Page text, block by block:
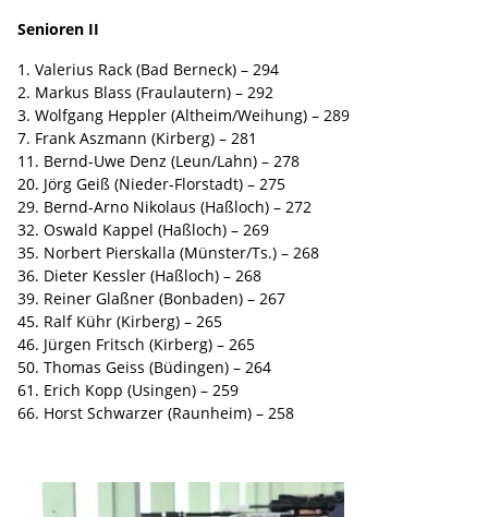
Senioren II
1. Valerius Rack (Bad Berneck) – 294
2. Markus Blass (Fraulautern) – 292
3. Wolfgang Heppler (Altheim/Weihung) – 289
7. Frank Aszmann (Kirberg) – 281
11. Bernd-Uwe Denz (Leun/Lahn) – 278
20. Jörg Geiß (Nieder-Florstadt) – 275
29. Bernd-Arno Nikolaus (Haßloch) – 272
32. Oswald Kappel (Haßloch) – 269
35. Norbert Pierskalla (Münster/Ts.) – 268
36. Dieter Kessler (Haßloch) – 268
39. Reiner Glaßner (Bonbaden) – 267
45. Ralf Kühr (Kirberg) – 265
46. Jürgen Fritsch (Kirberg) – 265
50. Thomas Geiss (Büdingen) – 264
61. Erich Kopp (Usingen) – 259
66. Horst Schwarzer (Raunheim) – 258